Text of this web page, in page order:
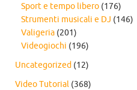
Sport e tempo libero (176)
Strumenti musicali e DJ (146)
Valigeria (201)
Videogiochi (196)
Uncategorized (12)
Video Tutorial (368)